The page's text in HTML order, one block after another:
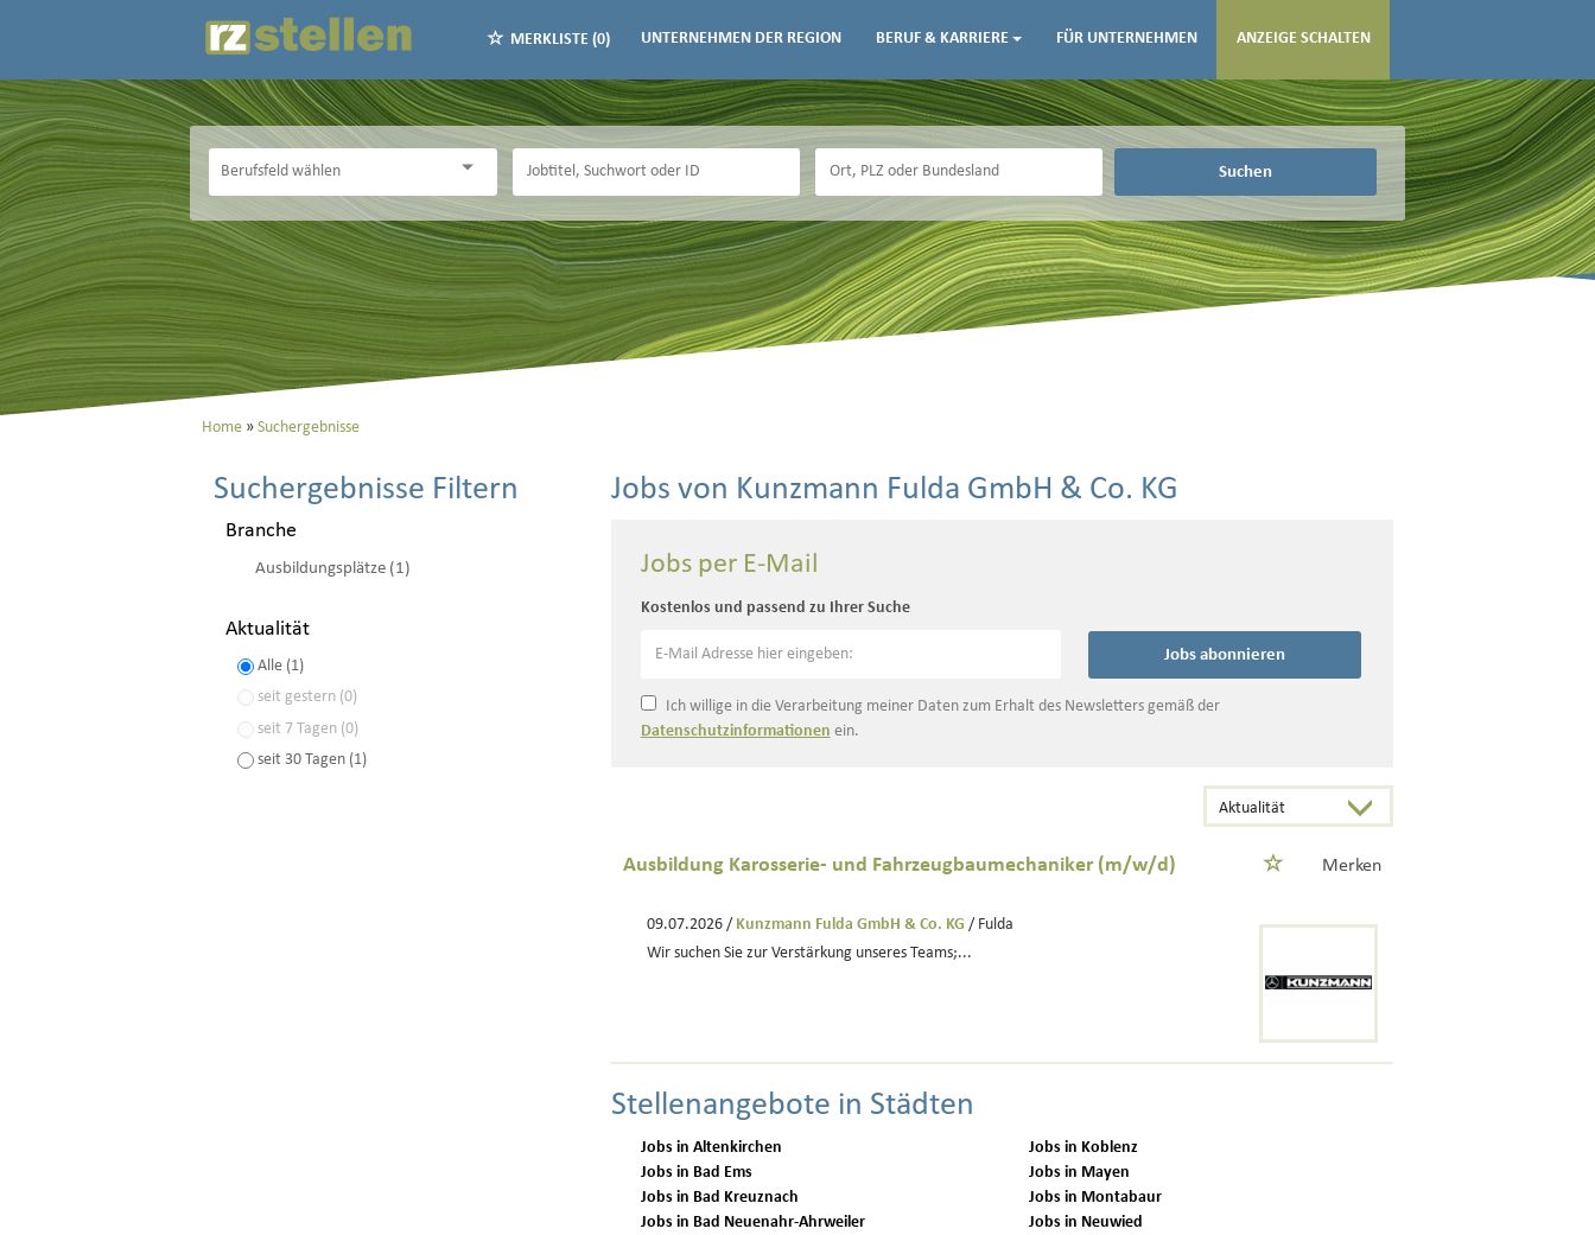
MERKLISTE (0) UNTERNEHMEN DER REGION BERUF & KARRIERE FÜR UNTERNEHMEN ANZEIGE SCHALTEN
Suchen
Home Suchergebnisse
Suchergebnisse Filtern
Branche
Ausbildungsplätze (1)
Aktualität
Alle (1)
seit gestern (0)
seit 7 Tagen (0)
seit 30 Tagen (1)
Jobs von Kunzmann Fulda GmbH & Co. KG
Jobs per E-Mail
Kostenlos und passend zu Ihrer Suche
Jobs abonnieren
Ich willige in die Verarbeitung meiner Daten zum Erhalt des Newsletters gemäß der
Datenschutzinformationen ein.
Ausbildung Karosserie- und Fahrzeugbaumechaniker (m/w/d) Merken
09.07.2026 / Kunzmann Fulda GmbH & Co. KG / Fulda
Wir suchen Sie zur Verstärkung unseres Teams;...
Stellenangebote in Städten
Jobs in Altenkirchen
Jobs in Bad Ems
Jobs in Bad Kreuznach
Jobs in Bad Neuenahr-Ahrweiler
Jobs in Koblenz
Jobs in Mayen
Jobs in Montabaur
Jobs in Neuwied